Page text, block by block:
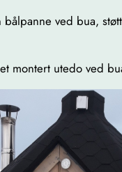
ved bua,
montert utedo ved